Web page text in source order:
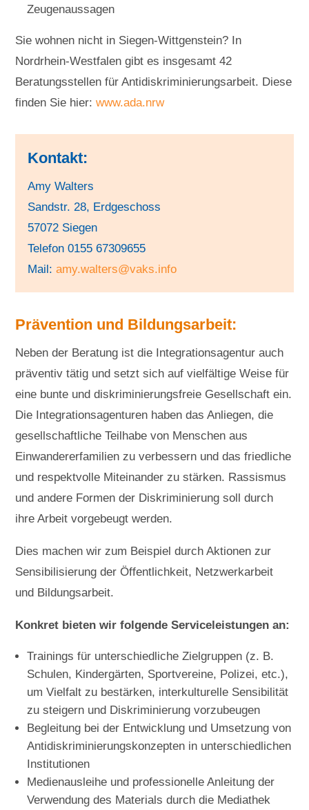
Zeugenaussagen
Sie wohnen nicht in Siegen-Wittgenstein? In
Nordrhein-Westfalen gibt es insgesamt 42
Beratungsstellen für Antidiskriminierungsarbeit. Diese
finden Sie hier:www.ada.nrw
Kontakt:
Amy Walters
Sandstr. 28, Erdgeschoss
57072 Siegen
Telefon 0155 67309655
Mail:amy.walters@vaks.info
Prävention und Bildungsarbeit:
Neben der Beratung ist die Integrationsagentur auch
präventiv tätig und setzt sich auf vielfältige Weise für
eine bunte und diskriminierungsfreie Gesellschaft ein.
Die Integrationsagenturen haben das Anliegen, die
gesellschaftliche Teilhabe von Menschen aus
Einwandererfamilien zu verbessern und das friedliche
und respektvolle Miteinander zu stärken. Rassismus
und andere Formen der Diskriminierung soll durch
ihre Arbeit vorgebeugt werden.
Dies machen wir zum Beispiel durch Aktionen zur
Sensibilisierung der Öffentlichkeit, Netzwerkarbeit
und Bildungsarbeit.
Konkret bieten wir folgende Serviceleistungen an:
Trainings für unterschiedliche Zielgruppen (z. B.
Schulen, Kindergärten, Sportvereine, Polizei, etc.),
um Vielfalt zu bestärken, interkulturelle Sensibilität
zu steigern und Diskriminierung vorzubeugen
Begleitung bei der Entwicklung und Umsetzung von
Antidiskriminierungskonzepten in unterschiedlichen
Institutionen
Medienausleihe und professionelle Anleitung der
Verwendung des Materials durch die Mediathek